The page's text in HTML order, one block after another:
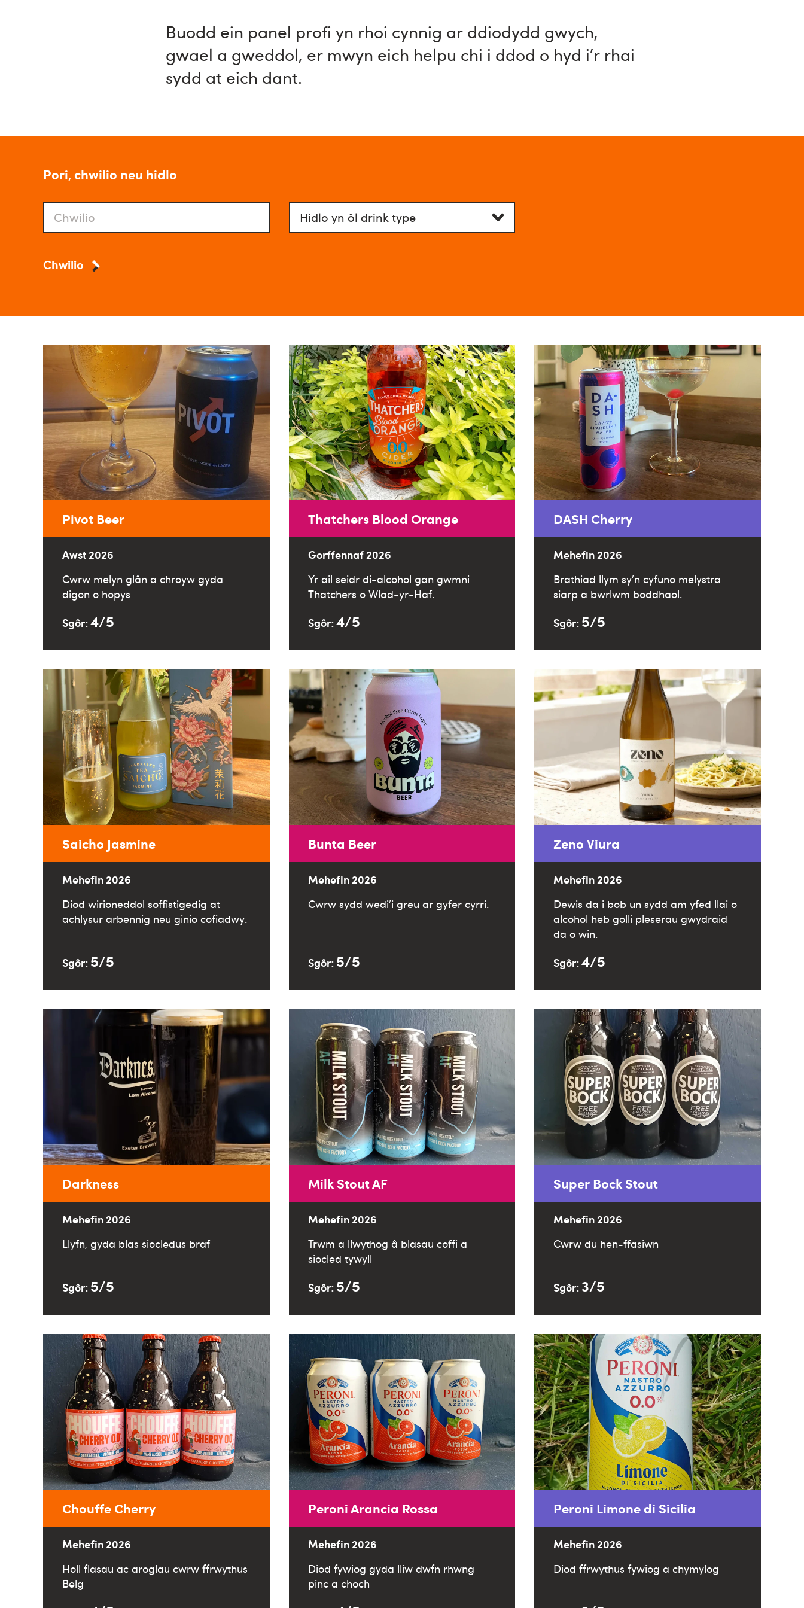
Buodd ein panel profi yn rhoi cynnig ar ddiodydd gwych,
gwael a gweddol, er mwyn eich helpu chi i ddod o hyd i’r rhai
sydd at eich dant.
Pori, chwilio neu hidlo
Chwilio
Filter
by
Chwilio
Pivot Beer
Awst 2026
Cwrw melyn glân a chroyw gyda
digon o hopys
Sgôr:4/5
Thatchers Blood Orange
Gorffennaf 2026
Yr ail seidr di-alcohol gan gwmni
Thatchers o Wlad-yr-Haf.
Sgôr:4/5
DASH Cherry
Mehefin 2026
Brathiad llym sy’n cyfuno melystra
siarp a bwrlwm boddhaol.
Sgôr: 5/5
Saicho Jasmine
Mehefin 2026
Diod wirioneddol soffistigedig at
achlysur arbennig neu ginio cofiadwy.
Sgôr: 5/5
Bunta Beer
Mehefin 2026
Cwrw sydd wedi’i greu ar gyfer cyrri.
Sgôr: 5/5
Zeno Viura
Mehefin 2026
Dewis da i bob un sydd am yfed llai o
alcohol heb golli pleserau gwydraid
da o win.
Sgôr:4/5
Darkness
Mehefin 2026
Llyfn, gyda blas siocledus braf
Sgôr: 5/5
Milk Stout AF
Mehefin 2026
Trwm a llwythog â blasau coffi a
siocled tywyll
Sgôr: 5/5
Super Bock Stout
Mehefin 2026
Cwrw du hen-ffasiwn
Sgôr:3/5
Chouffe Cherry
Mehefin 2026
Holl flasau ac aroglau cwrw ffrwythus
Belg
Peroni Arancia Rossa
Mehefin 2026
Diod fywiog gyda lliw dwfn rhwng
pinc a choch
Peroni Limone di Sicilia
Mehefin 2026
Diod ffrwythus fywiog a chymylog